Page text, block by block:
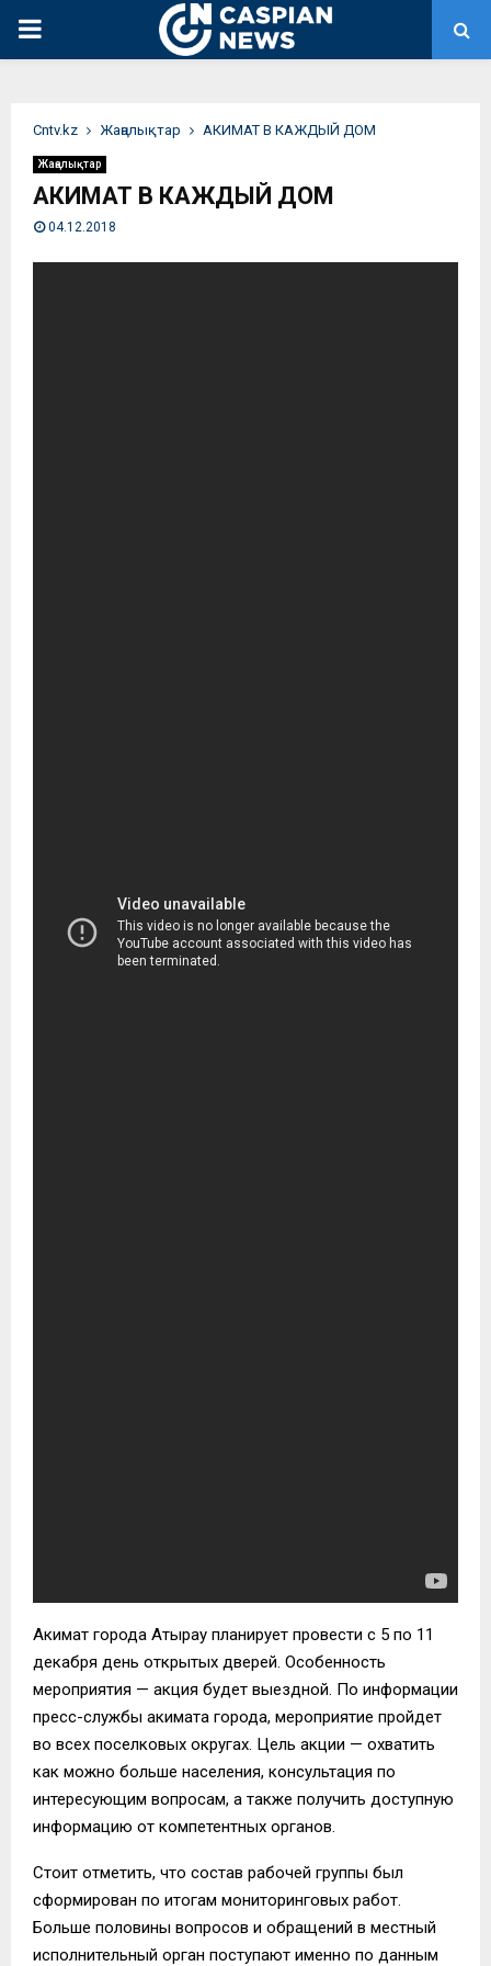
PRIMARY
Сntv.kz Жаңалықтар АКИМАТ В КАЖДЫЙ ДОМ
Жаңалықтар
АКИМАТ В КАЖДЫЙ ДОМ
04.12.2018
Акимат города Атырау планирует провести с 5 по 11
декабря день открытых дверей. Особенность
мероприятия — акция будет выездной. По информации
пресс-службы акимата города, мероприятие пройдет
во всех поселковых округах. Цель акции — охватить
как можно больше населения, консультация по
интересующим вопросам, а также получить доступную
информацию от компетентных органов.
Стоит отметить, что состав рабочей группы был
сформирован по итогам мониторинговых работ.
Больше половины вопросов и обращений в местный
исполнительный орган поступают именно по данным